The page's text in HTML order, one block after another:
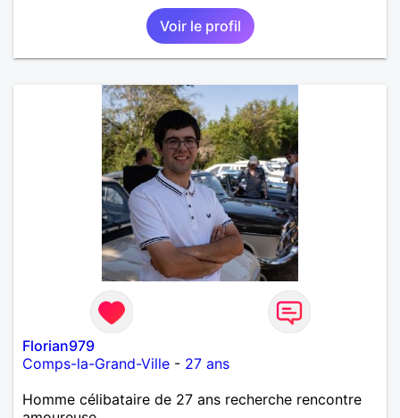
Voir le profil
Florian979
Comps-la-Grand-Ville - 27 ans
Homme célibataire de 27 ans recherche rencontre